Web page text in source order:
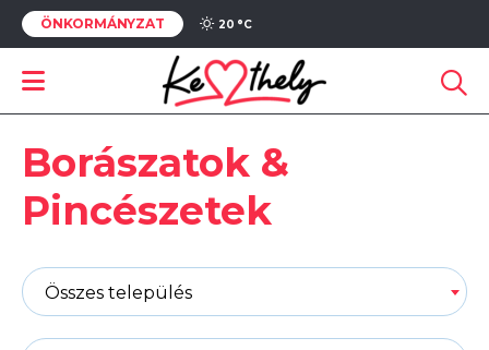
ÖNKORMÁNYZAT 20 °C
Borászatok &
Pincészetek
Összes település